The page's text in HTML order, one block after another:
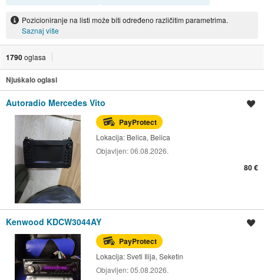
Pozicioniranje na listi može biti određeno različitim parametrima.
Saznaj više
1790oglasa
Njuškalo oglasi
Autoradio Mercedes Vito
PayProtect
Lokacija: Belica, Belica
Objavljen:06.08.2026.
80 €
Kenwood KDCW3044AY
PayProtect
Lokacija:Sveti Ilija, Seketin
Objavljen:05.08.2026.